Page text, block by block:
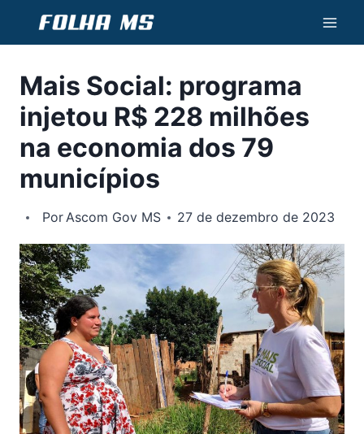
Conteúdo
Mais Social: programa
injetou R$ 228 milhões
na economia dos 79
municípios
PorAscom Gov MS 27 de dezembro de 2023